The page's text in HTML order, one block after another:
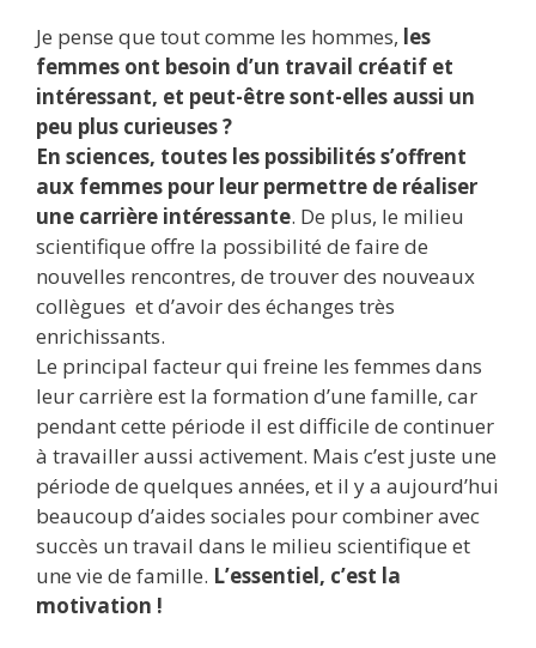
Je pense que tout comme les hommes, les
femmes ont besoin d’un travail créatif et
intéressant, et peut-être sont-elles aussi un
peu plus curieuses ?
En sciences, toutes les possibilités s’offrent
aux femmes pour leur permettre de réaliser
une carrière intéressante. De plus, le milieu
scientifique offre la possibilité de faire de
nouvelles rencontres, de trouver des nouveaux
collègues et d’avoir des échanges très
enrichissants.
Le principal facteur qui freine les femmes dans
leur carrière est la formation d’une famille, car
pendant cette période il est difficile de continuer
à travailler aussi activement. Mais c’est juste une
période de quelques années, et il y a aujourd’hui
beaucoup d’aides sociales pour combiner avec
succès un travail dans le milieu scientifique et
une vie de famille. L’essentiel, c’est la
motivation !